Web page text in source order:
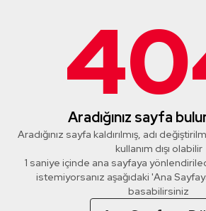
Aradığınız sayfa
Aradığınız sayfa kaldırılmış, adı
kullanım dışı olabilir
1 saniye içinde ana sayfaya
istemiyorsanız aşağıdaki 'Ana
basabilirsiniz